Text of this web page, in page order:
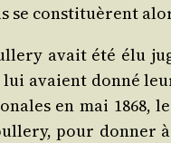
consti­tuèrent
avait été élu
avaient don­né
en mai
pour